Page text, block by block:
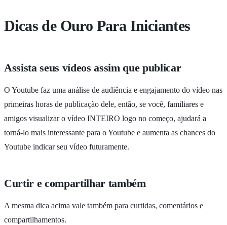
Dicas de Ouro Para Iniciantes
Assista seus vídeos assim que publicar
O Youtube faz uma análise de audiência e engajamento do vídeo nas
primeiras horas de publicação dele, então, se você, familiares e
amigos visualizar o vídeo INTEIRO logo no começo, ajudará a
torná-lo mais interessante para o Youtube e aumenta as chances do
Youtube indicar seu vídeo futuramente.
Curtir e compartilhar também
A mesma dica acima vale também para curtidas, comentários e
compartilhamentos.